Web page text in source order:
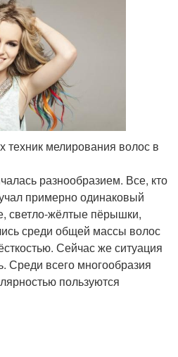
мелирования волос в
разнообразием. Все, кто
примерно одинаковый
светло-жёлтые пёрышки,
среди общей массы волос
Сейчас же ситуация
Среди всего многообразия
пользуются